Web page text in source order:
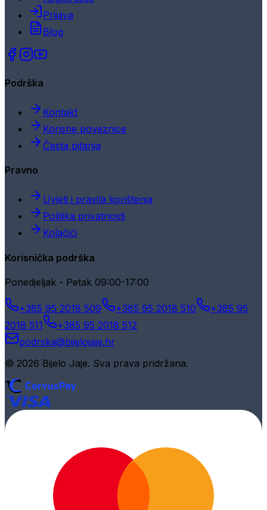
Prijava
Blog
Podrška
Kontakt
Korisne poveznice
Česta pitanja
Pravno
Uvjeti i pravila korištenja
Politika privatnosti
Kolačići
Korisnička podrška
Ponedjeljak - Petak 09:00-17:00
+385 95 2018 509 +385 95 2018 510
+385 95
2018 511
+385 95 2018 512
podrska@bijelojaje.hr
© 2026 Bijelo Jaje. Sva prava pridržana.